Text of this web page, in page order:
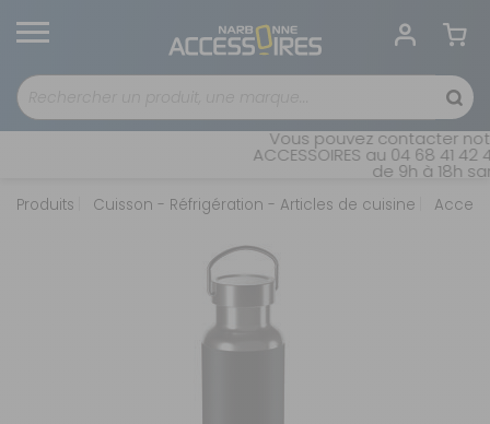
Vous pouvez contacter
ACCESSOIRES au 04 68 41
de 9h à 18h
Produits Cuisson - Réfrigération - Articles de cuisine